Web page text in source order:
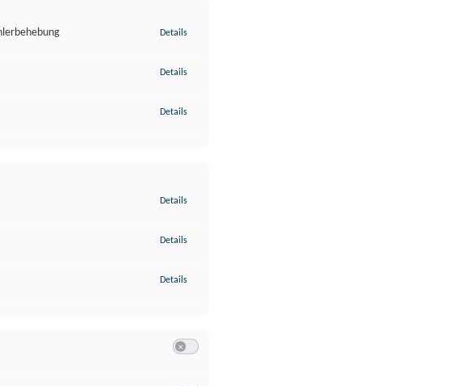
Details
Details
Details
Details
Details
Details